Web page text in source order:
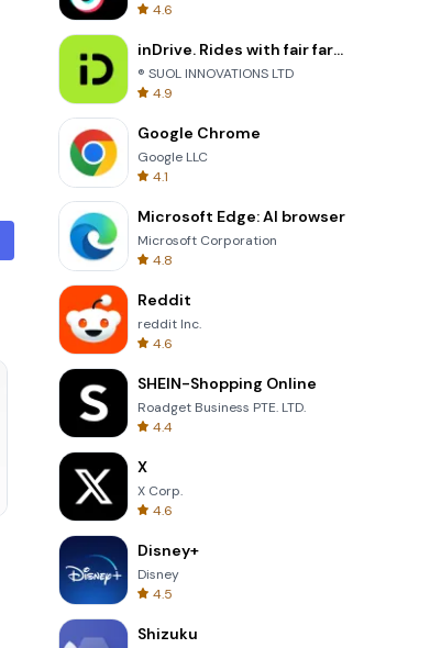
Solitaire Klondike
4.6
inDrive. Rides with fair fares
® SUOL INNOVATIONS LTD
4.9
Google Chrome
Google LLC
4.1
Microsoft Edge: AI browser
Microsoft Corporation
4.8
Reddit
reddit Inc.
4.6
SHEIN-Shopping Online
Roadget Business PTE. LTD.
4.4
X
X Corp.
4.6
Disney+
Disney
4.5
Shizuku